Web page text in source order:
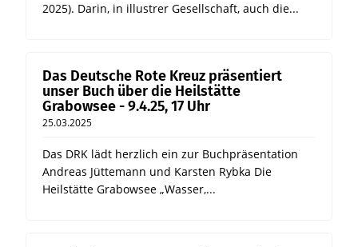
2025). Darin, in illustrer Gesellschaft, auch die...
Das Deutsche Rote Kreuz präsentiert
unser Buch über die Heilstätte
Grabowsee - 9.4.25, 17 Uhr
25.03.2025
Das DRK lädt herzlich ein zur Buchpräsentation
Andreas Jüttemann und Karsten Rybka Die
Heilstätte Grabowsee „Wasser,...